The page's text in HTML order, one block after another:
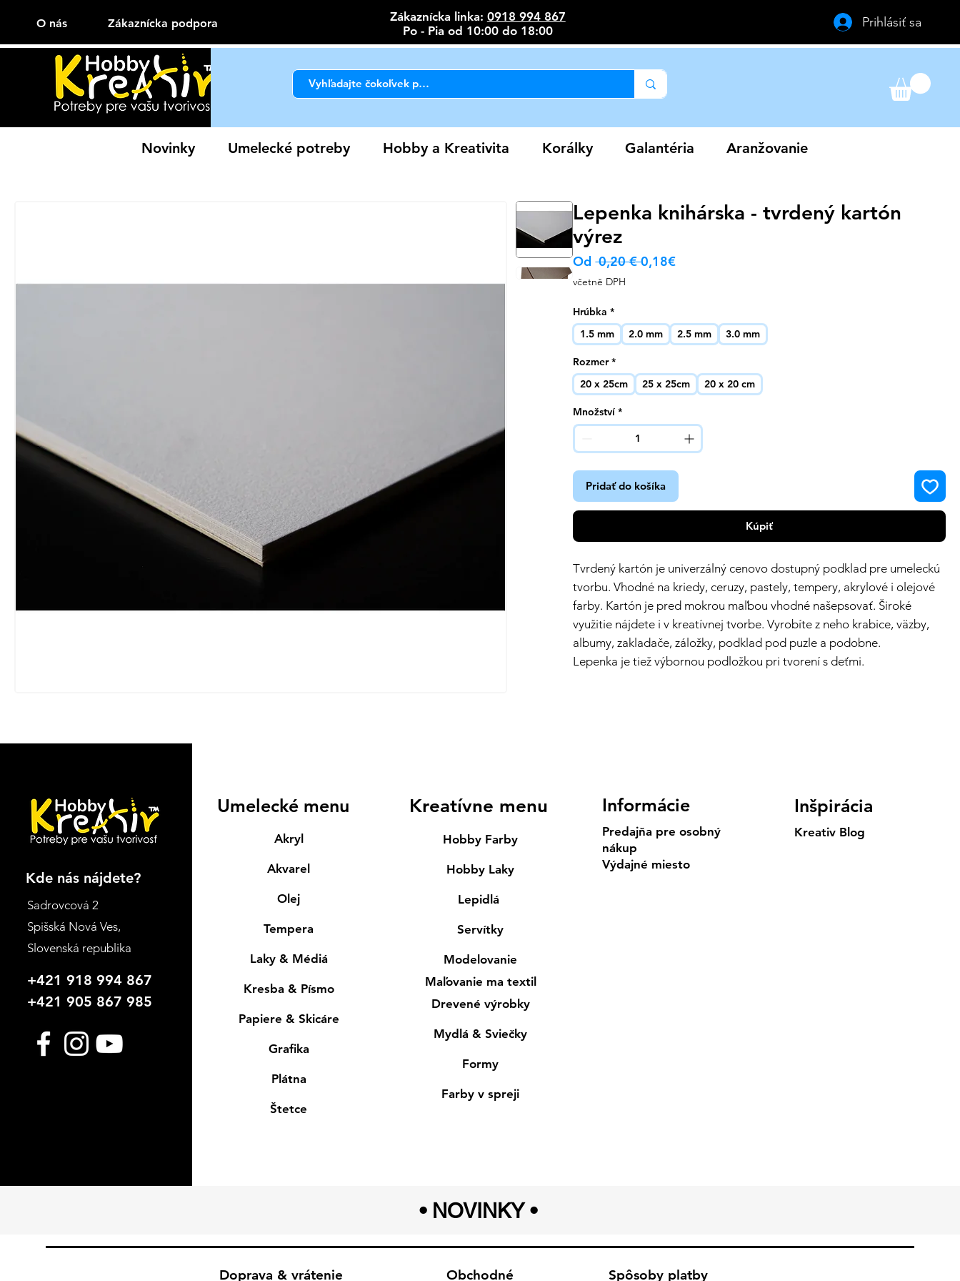
O nás Zákaznícka podpora Zákaznícka linka: 0918 994 867
Po - Pia od 10:00 do 18:00
Prihlásiť sa
Novinky Umelecké potreby Hobby a Kreativita Korálky Galantéria Aranžovanie
Lepenka knihárska - tvrdený kartón
výrez
Od 0,20 € Běžná
0,18€Zvýhodněná
včetně DPH
Hrúbka *
1.5 mm
2.0 mm 2.5 mm 3.0 mm
Rozmer *
20 x 25cm
25 x 25cm 20 x 20 cm
Množství *
Pridať do košíka
Kúpiť
Tvrdený kartón je univerzálný cenovo dostupný podklad pre umeleckú
tvorbu. Vhodné na kriedy, ceruzy, pastely, tempery, akrylové i olejové
farby. Kartón je pred mokrou maľbou vhodné našepsovať. Široké
využitie nájdete i v kreatívnej tvorbe. Vyrobíte z neho krabice, väzby,
albumy, zakladače, záložky, podklad pod puzle a podobne.
Lepenka je tiež výbornou podložkou pri tvorení s deťmi.
Kde nás nájdete?
Sadrovcová 2
Spišská Nová Ves,
Slovenská republika
+421 918 994 867
+421 905 867 985
Umelecké menu
Akryl
Akvarel
Olej
Tempera
Laky & Médiá
Kresba & Písmo
Papiere & Skicáre
Grafika
Plátna
Štetce
Kreatívne menu
Hobby Farby
Hobby Laky
Lepidlá
Servítky
Modelovanie
Maľovanie ma textil
Drevené výrobky
Mydlá & Sviečky
Formy
Farby v spreji
Informácie
Predajňa pre osobný
nákup
Výdajné miesto
Inšpirácia
Kreativ Blog
• NOVINKY •
Doprava & vrátenie Obchodné Spôsoby platby